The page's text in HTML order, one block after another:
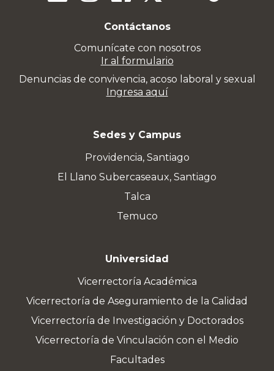
Contáctanos
Comunícate con nosotros
Ir al formulario
Denuncias de convivencia, acoso laboral y sexual
Ingresa aquí
Sedes y Campus
Providencia, Santiago
El Llano Subercaseaux, Santiago
Talca
Temuco
Universidad
Vicerrectoría Académica
Vicerrectoría de Aseguramiento de la Calidad
Vicerrectoría de Investigación y Doctorados
Vicerrectoría de Vinculación con el Medio
Facultades